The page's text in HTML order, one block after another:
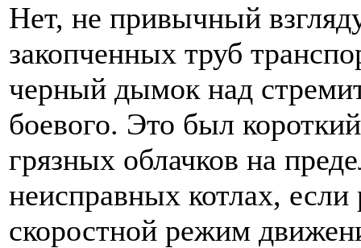
Нет, не привычный
закопченных труб
черный дымок над
боевого. Это был
грязных облачков на
неисправных котлах,
скоростной режим